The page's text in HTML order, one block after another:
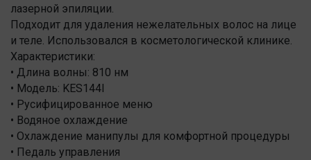
лазерной эпиляции.
Подходит для удаления нежелательных волос на лице
и теле. Использовался в косметологической клинике.
Характеристики:
• Длина волны: 810 нм
• Модель: KES144I
• Русифицированное меню
• Водяное охлаждение
• Охлаждение манипулы для комфортной процедуры
• Педаль управления